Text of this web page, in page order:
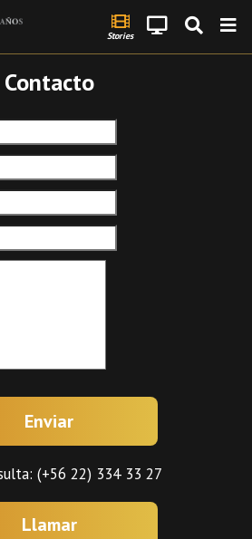
Stories
Contacto
Enviar
(+56 22) 334 33 27
Llamar